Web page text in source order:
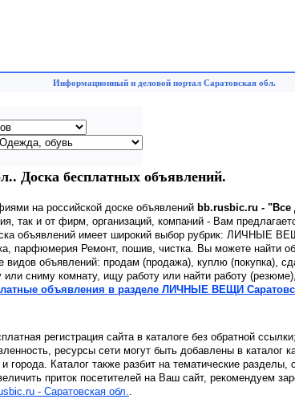
Информационный и деловой портал Саратовская обл.
бесплатных объявлений.
на российской доске объявлений bb.rusbic.ru - "Все
так и от фирм, организаций, компаний - Вам
объявлений имеет широкий выбор рубрик: ЛИЧНЫЕ
парфюмерия Ремонт, пошив, чистка. Вы можете найти
видов объявлений: продам (продажа), куплю (покупка),
сниму комнату, ищу работу или найти работу
объявления в разделе ЛИЧНЫЕ ВЕЩИ
регистрация сайта в каталоге без обратной
ресурсы сети могут быть добавлены в каталог
города. Каталог также разбит на тематические разделы,
приток посетителей на Ваш сайт, рекомендуем
- Саратовская обл..